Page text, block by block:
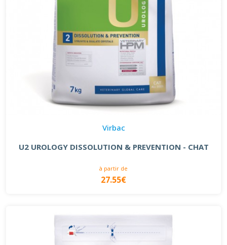
Virbac
U2 UROLOGY DISSOLUTION & PREVENTION - CHAT
à partir de
27.55€